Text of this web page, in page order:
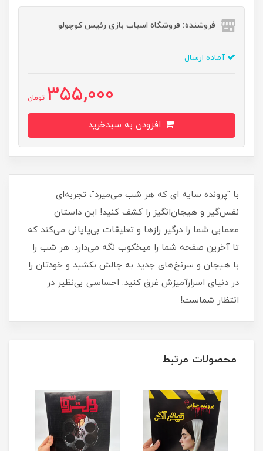
فروشنده: فروشگاه اسباب بازی رئیس کوچولو
آماده ارسال
355,000 تومان
با "پرونده سایه‌ ای که هر شب می‌میرد"، تجربه‌ای
نفس‌گیر و هیجان‌انگیز را کشف کنید! این داستان
معمایی شما را درگیر رازها و تعلیقات بی‌پایانی می‌کند که
تا آخرین صفحه شما را میخکوب نگه می‌دارد. هر شب را
با هیجان و سرنخ‌های جدید به چالش بکشید و خودتان را
در دنیای اسرارآمیزش غرق کنید. احساسی بی‌نظیر در
انتظار شماست!
محصولات مرتبط